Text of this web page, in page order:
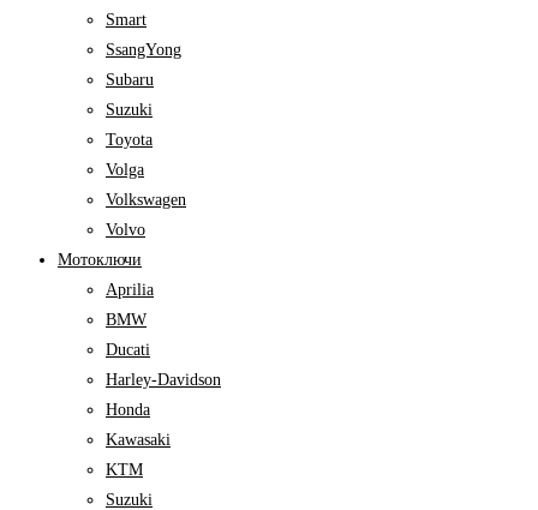
Smart
SsangYong
Subaru
Suzuki
Toyota
Volga
Volkswagen
Volvo
Мотоключи
Aprilia
BMW
Ducati
Harley-Davidson
Honda
Kawasaki
KTM
Suzuki